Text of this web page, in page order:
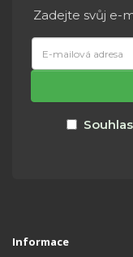
Zadejte svůj e-
Informace